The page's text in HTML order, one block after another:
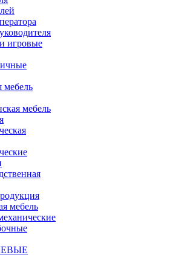
игровые
мебель
мебель
мебель